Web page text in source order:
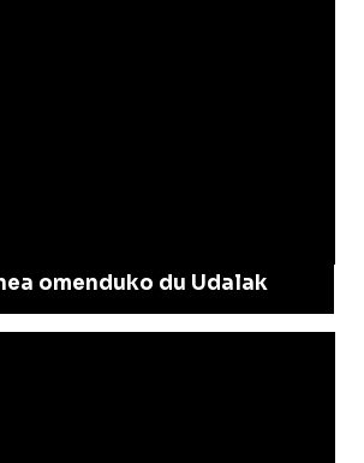
omenduko du Udalak